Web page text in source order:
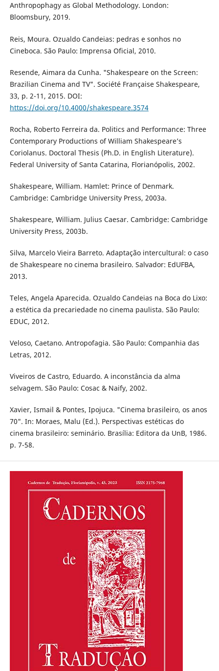
Anthropophagy as Global Methodology. London:
Bloomsbury, 2019.
Reis, Moura. Ozualdo Candeias: pedras e sonhos no
Cineboca. São Paulo: Imprensa Oficial, 2010.
Resende, Aimara da Cunha. "Shakespeare on the Screen:
Brazilian Cinema and TV". Société Française Shakespeare,
33, p. 2-11, 2015. DOI:
https://doi.org/10.4000/shakespeare.3574
Rocha, Roberto Ferreira da. Politics and Performance: Three
Contemporary Productions of William Shakespeare’s
Coriolanus. Doctoral Thesis (Ph.D. in English Literature).
Federal University of Santa Catarina, Florianópolis, 2002.
Shakespeare, William. Hamlet: Prince of Denmark.
Cambridge: Cambridge University Press, 2003a.
Shakespeare, William. Julius Caesar. Cambridge: Cambridge
University Press, 2003b.
Silva, Marcelo Vieira Barreto. Adaptação intercultural: o caso
de Shakespeare no cinema brasileiro. Salvador: EdUFBA,
2013.
Teles, Angela Aparecida. Ozualdo Candeias na Boca do Lixo:
a estética da precariedade no cinema paulista. São Paulo:
EDUC, 2012.
Veloso, Caetano. Antropofagia. São Paulo: Companhia das
Letras, 2012.
Viveiros de Castro, Eduardo. A inconstância da alma
selvagem. São Paulo: Cosac & Naify, 2002.
Xavier, Ismail & Pontes, Ipojuca. "Cinema brasileiro, os anos
70". In: Moraes, Malu (Ed.). Perspectivas estéticas do
cinema brasileiro: seminário. Brasília: Editora da UnB, 1986.
p. 7-58.